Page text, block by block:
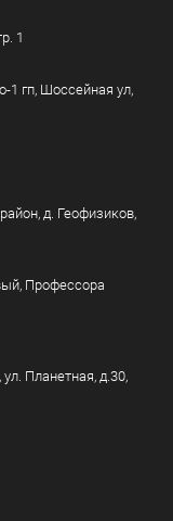
1
1 гп, Шоссейная ул,
д. Геофизиков,
Профессора
Планетная, д.30,